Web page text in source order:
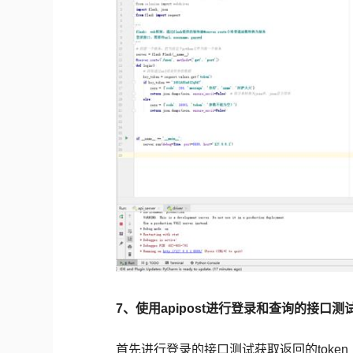
7、使用apipost进行登录和查询的接口测
首先进行登录的接口测试获取返回的token